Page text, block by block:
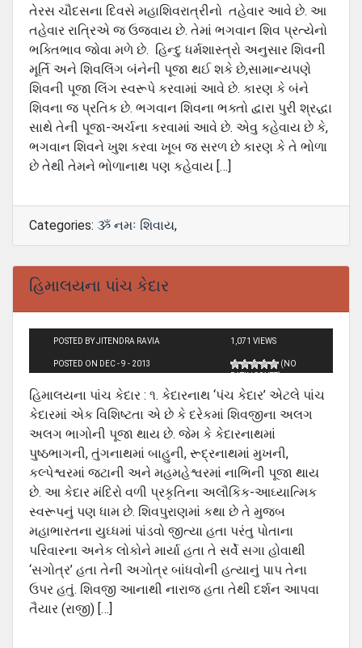
તેરસ ચૌદસના દિવસે મહાશિવરાત્રીનો તહેવાર આવે છે. આ
તહેવાર રાત્રિએ જ ઉજવાય છે. તેમાં ભગવાન શિવ પ્રત્યેનો
ભક્તિભાવ જોવા મળે છે. હિન્દુ ધર્મશાસ્ત્રો અનુસાર શિવની
મૂર્તિ અને શિવલિંગ બંનેની પૂજા થઈ શકે છે,સામાન્યપણે
શિવની પૂજા લિંગ સ્વરૂપે કરવામાં આવે છે. કારણ કે બંને
શિવના જ પ્રતિક છે. ભગવાન શિવના ભક્તો દ્વારા પુરી શ્રદ્ધા
સાથે તેની પૂજા-અર્ચના કરવામાં આવે છે. એવુ કહેવાય છે કે,
ભગવાન શિવને ખુશ કરવા ખૂબ જ સરળ છે કારણ કે તે ભોળા
છે તેથી તેમને ભોળાનાથ પણ કહેવાય […]
Categories: ૐ નમઃ શિવાય,
હિમાલયના પાંચ કેદાર
POSTED BY JITENDRA RAVIA
POSTED ON DEC - 9 - 2013
1,071 VIEWS
(NO
RATINGS YET)
હિમાલયના પાંચ કેદાર : ૧. કેદારનાથ ‘પંચ કેદાર’ એટલે પાંચ
કેદારમાં એક વિશિષ્ટતા એ છે કે દરેકમાં શિવજીના અલગ
અલગ ભાગોની પૂજા થાય છે. જેમ કે કેદારનાથમાં
પુષ્ઠભાગની, તુંગનાથમાં બાહુની, રૂદ્રનાથમાં મુખની,
કલ્પેશ્વરમાં જટાની અને મહમહેશ્વરમાં નાભિની પૂજા થાય
છે. આ કેદાર મંદિરો વળી પ્રકૃતિના અલૌકિક-આઘ્યાત્મિક
સ્વરૂપનું પણ ધામ છે. શિવપુરાણમાં કથા છે તે મુજબ
મહાભારતના યુઘ્ધમાં પાંડવો જીત્યા હતા પરંતુ પોતાના
પરિવારના અનેક લોકોને માર્યા હતા તે સર્વે સગા હોવાથી
‘સગોત્ર’ હતા તેની અગોત્ર બાંધવોની હત્યાનું પાપ તેના
ઉપર હતું. શિવજી આનાથી નારાજ હતા તેથી દર્શન આપવા
તૈયાર (રાજી) […]